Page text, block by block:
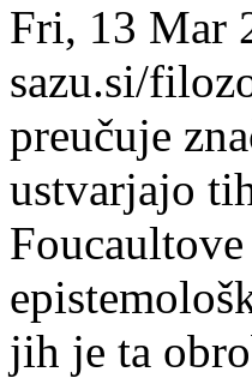
Fri, 13 Mar
sazu.si/
preučuje
ustvarjajo
jih je ta